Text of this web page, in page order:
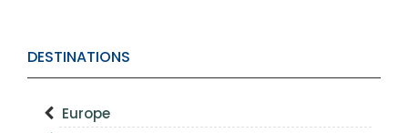
DESTINATIONS
Europe